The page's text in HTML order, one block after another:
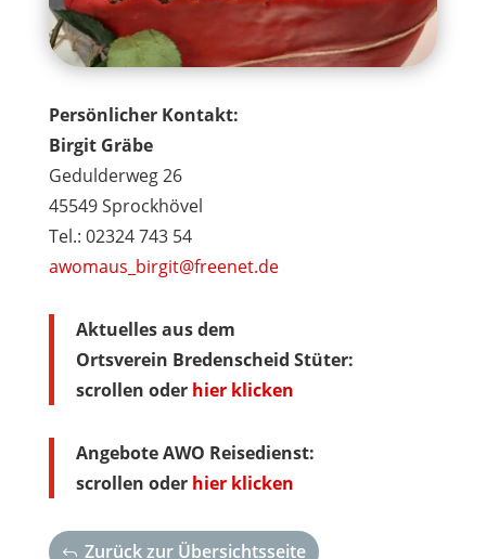
Persönlicher Kontakt:
Birgit Gräbe
Gedulderweg 26
45549 Sprockhövel
Tel.: 02324 743 54
awomaus_birgit@freenet.de
Aktuelles aus dem
Ortsverein Bredenscheid Stüter:
scrollen oder hier klicken
Angebote AWO Reisedienst:
scrollen oder hier klicken
Zurück zur Übersichtsseite